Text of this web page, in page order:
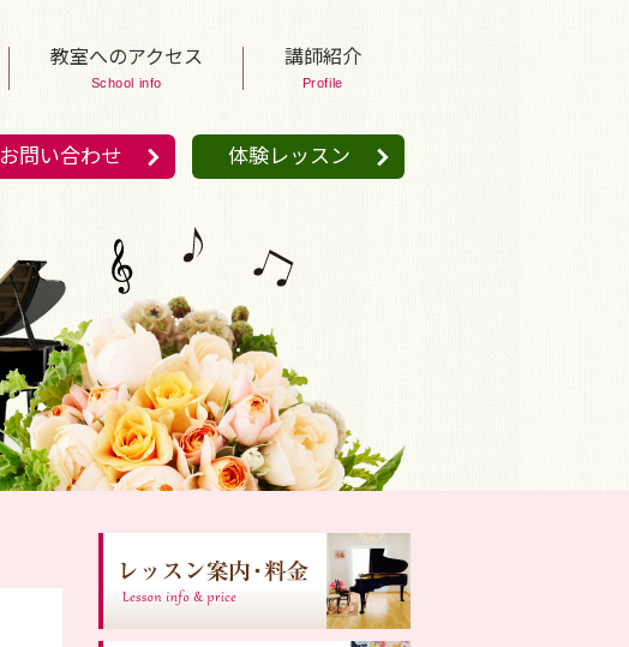
お問い合わせ 体験レッスン
教室へのアクセス
School info
講師紹介
Profile